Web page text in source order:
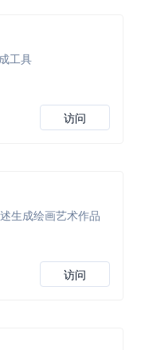
工具
访问
生成绘画艺术作品
访问